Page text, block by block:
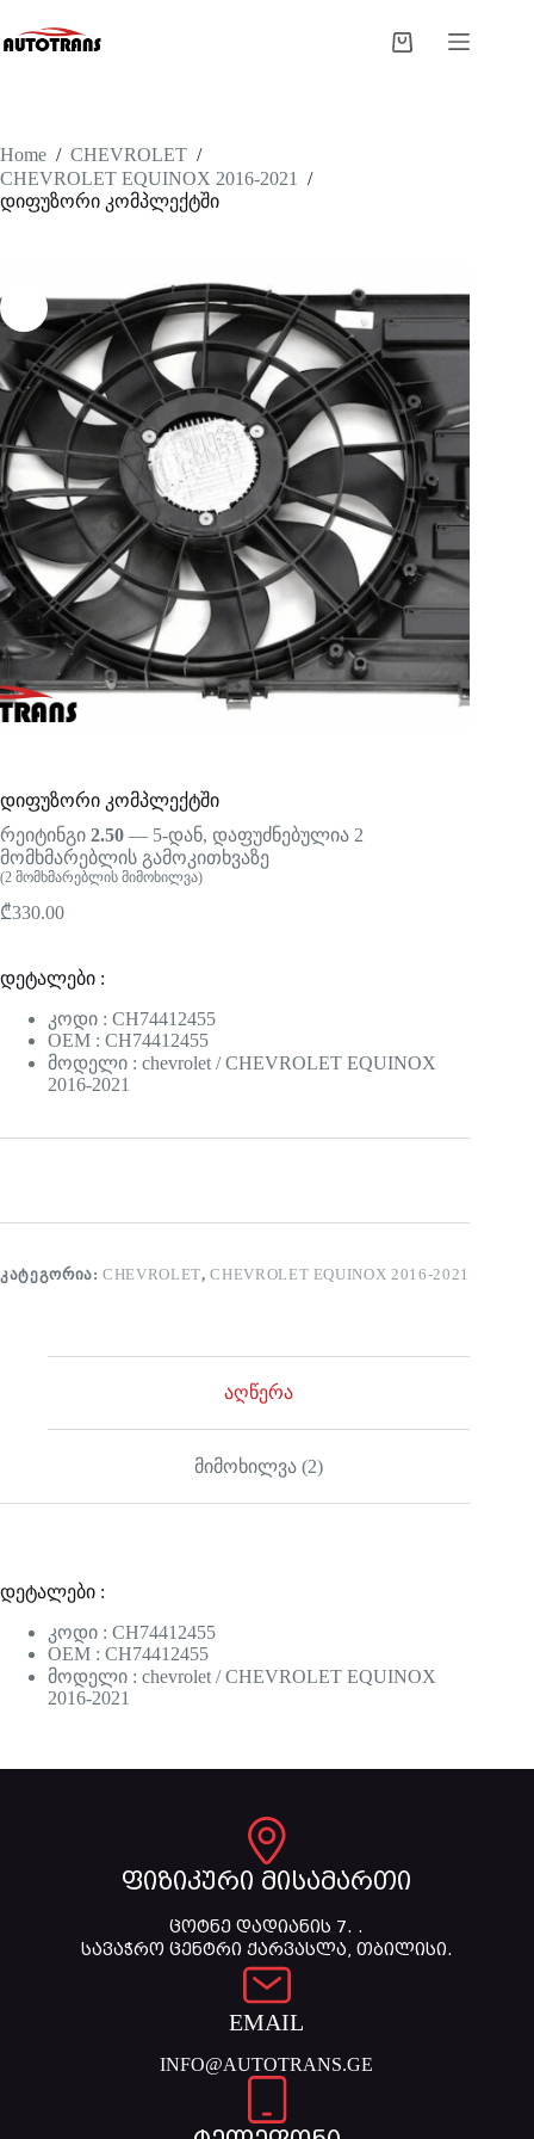
Home / CHEVROLET /
CHEVROLET EQUINOX 2016-2021
/
დიფუზორი კომპლექტში
დიფუზორი კომპლექტში
რეიტინგი 2.50 — 5-დან, დაფუძნებულია 2
მომხმარებლის გამოკითხვაზე
(2 მომხმარებლის მიმოხილვა)
₾330.00
დეტალები :
კოდი : CH74412455
OEM : CH74412455
მოდელი : chevrolet / CHEVROLET EQUINOX
2016-2021
ᲙᲐᲢᲔᲒᲝᲠᲘᲐ:CHEVROLET,CHEVROLET EQUINOX 2016-2021
აღწერა
მიმოხილვა (2)
დეტალები :
კოდი : CH74412455
OEM : CH74412455
მოდელი : chevrolet / CHEVROLET EQUINOX
2016-2021
ფიზიკური მისამართი
ცოტნე დადიანის 7. .
სავაჭრო ცენტრი ქარვასლა, თბილისი.
EMAIL
INFO@AUTOTRANS.GE